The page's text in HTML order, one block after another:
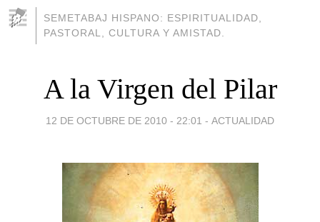
SEMETABAJ HISPANO: ESPIRITUALIDAD,
PASTORAL, CULTURA Y AMISTAD.
A la Virgen del Pilar
12 DE OCTUBRE DE 2010 - 22:01 - ACTUALIDAD